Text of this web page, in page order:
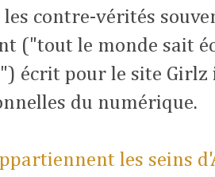
contre-vérités
("tout le monde sait
écrit pour le site Girlz
du numérique.
les seins